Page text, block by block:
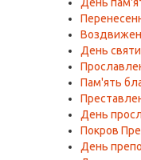
День
Пам'ять
День
Покров
День